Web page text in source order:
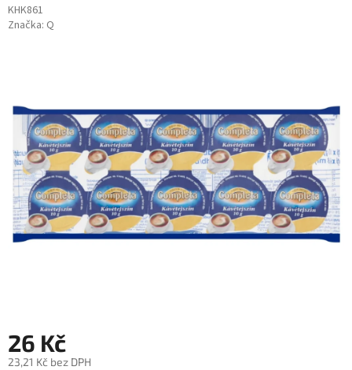
KHK861
Značka: Q
26 Kč
23,21 Kč bez DPH